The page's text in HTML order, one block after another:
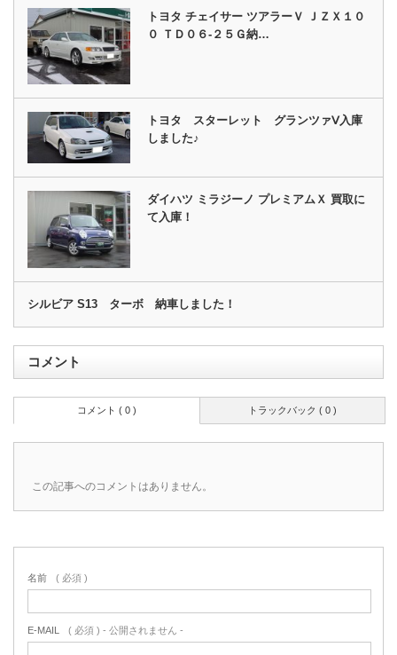
トヨタ チェイサー ツアラーＶ ＪＺＸ１０
０ ＴＤ０６‐２５Ｇ納…
トヨタ スターレット グランツァⅤ入庫
しました♪
ダイハツ ミラジーノ プレミアムＸ 買取に
て入庫！
シルビア S13 ターボ 納車しました！
コメント
トラックバック ( 0 )
コメント ( 0 )
この記事へのコメントはありません。
名前 ( 必須 )
E-MAIL ( 必須 ) - 公開されません -